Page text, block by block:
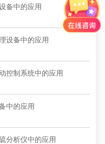
备中的应用
设备中的应用
控制系统中的应用
中的应用
分析仪中的应用